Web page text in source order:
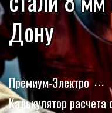
Дону
Премиум-Электро
Калькулятор расчета